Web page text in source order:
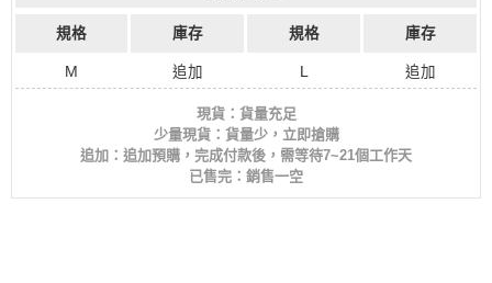
規格 庫存 規格 庫存
M 追加 L 追加
現貨：貨量充足
少量現貨：貨量少，立即搶購
追加：追加預購，完成付款後，需等待7~21個工作天
已售完：銷售一空